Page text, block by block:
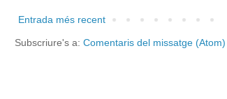
Entrada més recent
Subscriure's a: Comentaris del missatge (Atom)